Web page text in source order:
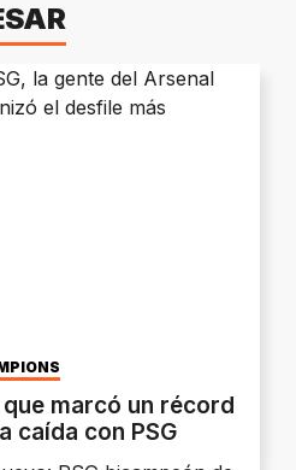
marcó un récord
caída con PSG